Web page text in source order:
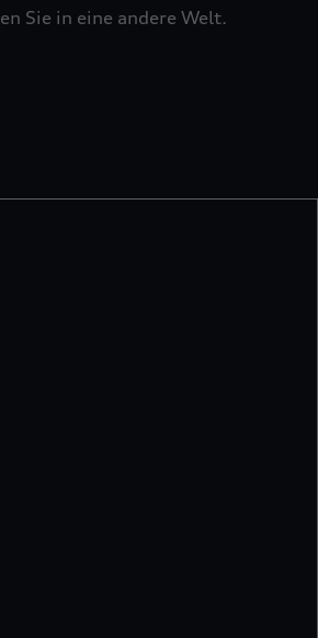
Sie in eine andere Welt.